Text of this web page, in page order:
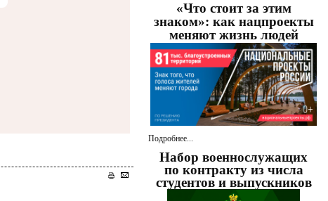
«Что стоит за этим
знаком»: как нацпроекты
меняют жизнь людей
Подробнее...
Набор военнослужащих
по контракту из числа
студентов и выпускников